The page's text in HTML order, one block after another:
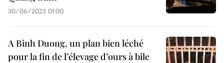
30/06/2023 01:00
A Binh Duong, un plan bien léché
pour la fin de l’élevage d’ours à bile